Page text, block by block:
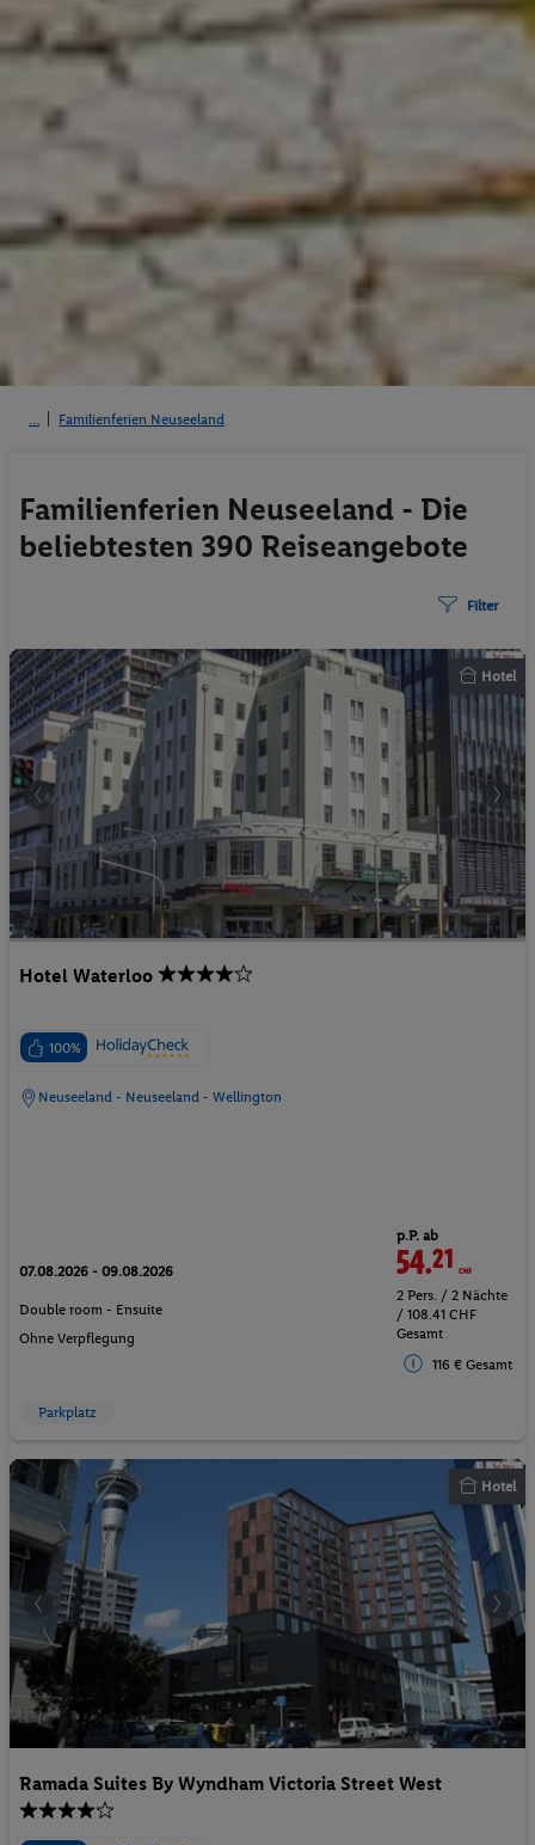
Familienferien Neuseeland
Familienferien Neuseeland - Die
beliebtesten 390 Reiseangebote
Filter
Hotel
Hotel Waterloo
100%
Neuseeland - Neuseeland - Wellington
07.08.2026 - 09.08.2026
Double room - Ensuite
Ohne Verpflegung
p.P. ab
54.21 CHF
2 Pers. / 2 Nächte
/ 108.41 CHF
Gesamt
116 € Gesamt
Parkplatz
Hotel
Ramada Suites By Wyndham Victoria Street West